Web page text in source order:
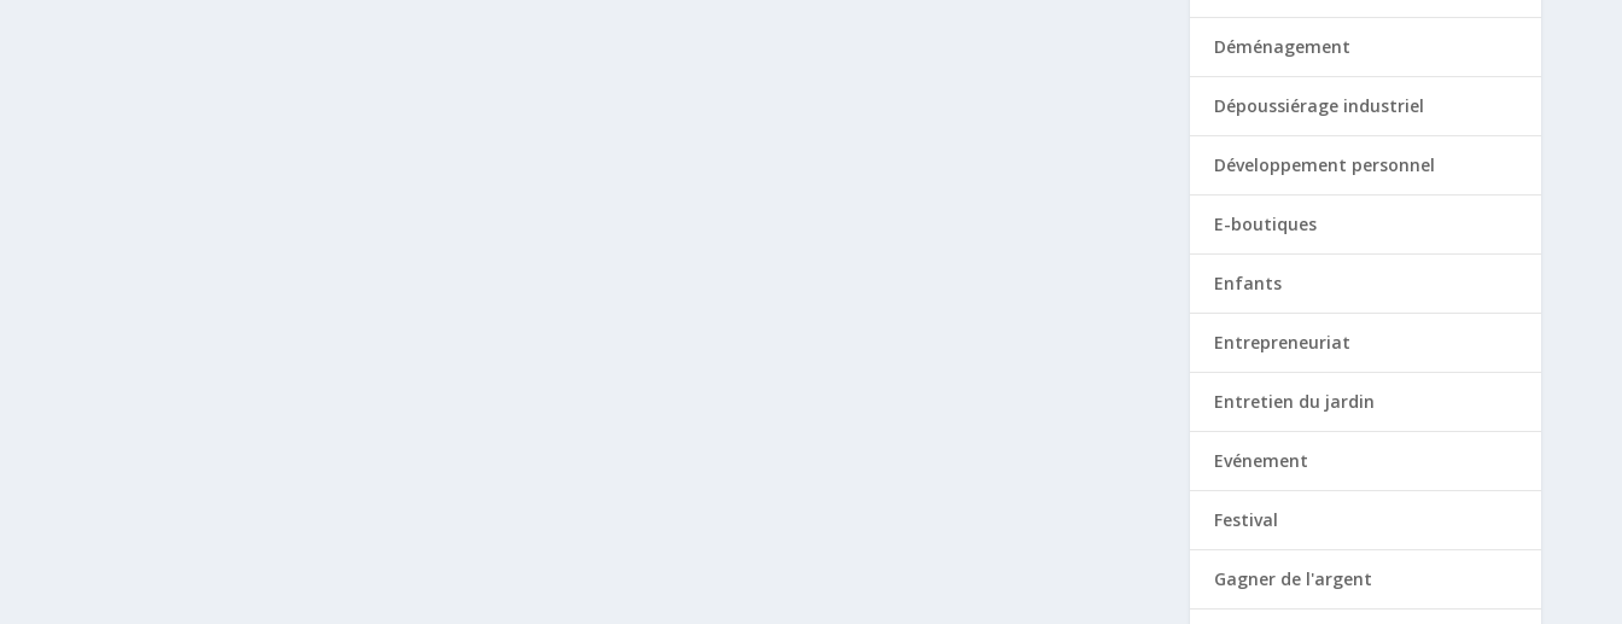
Déménagement
Dépoussiérage industriel
Développement personnel
E-boutiques
Enfants
Entrepreneuriat
Entretien du jardin
Evénement
Festival
Gagner de l'argent